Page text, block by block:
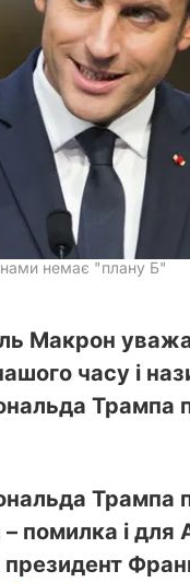
немає "плану Б"
Макрон
часу і
Трампа
Трампа
– помилка і для
президент